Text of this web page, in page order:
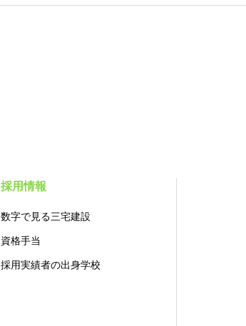
採用情報
数字で見る三宅建設
資格手当
採用実績者の出身学校